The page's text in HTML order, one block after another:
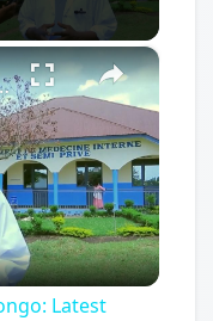
×
DRC health system.
Latest